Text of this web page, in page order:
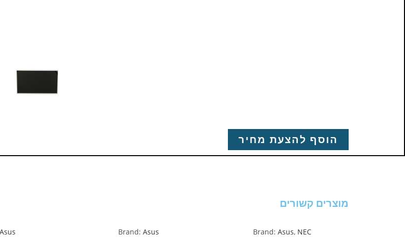
הוסף להצעת מחיר
מוצרים קשורים
Brand: Asus, NEC
Brand: Asus
Asus